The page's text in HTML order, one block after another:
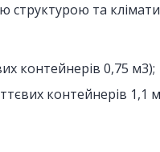
структурою та
контейнерів 0,75 м3);
контейнерів 1,1